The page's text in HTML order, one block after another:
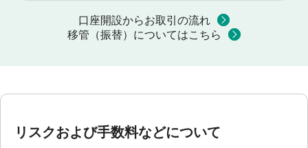
口座開設からお取引の流れ
移管（振替）についてはこちら
リスクおよび手数料などについて